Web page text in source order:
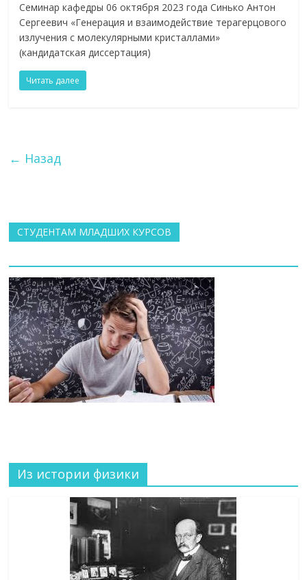
Семинар кафедры 06 октября 2023 года Синько Антон
Сергеевич «Генерация и взаимодействие терагерцового
излучения с молекулярными кристаллами»
(кандидатская диссертация)
Читать далее
← Назад
СТУДЕНТАМ МЛАДШИХ КУРСОВ
Из истории физики